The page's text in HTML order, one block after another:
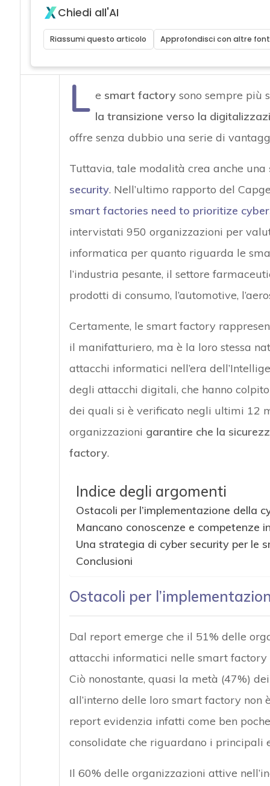
Chiedi all'AI
Riassumi questo articolo Approfondisci con altre
L e smart factorysono sempre più
la transizione verso la
offre senza dubbio una serie di
Tuttavia, tale modalità crea anche una
security. Nell’ultimo rapporto del
smart factories need to prioritize
intervistati 950 organizzazioni per
informatica per quanto riguarda le
l’industria pesante, il settore
prodotti di consumo, l’automotive,
Certamente, le smart factory
il manifatturiero, ma è la loro stessa
attacchi informatici nell’era
degli attacchi digitali, che hanno
dei quali si è verificato negli ultimi 12
organizzazioni garantire che la
factory.
Indice degli argomenti
Ostacoli per l’implementazione della
Mancano conoscenze e competenze
Una strategia di cyber security per le
Conclusioni
Ostacoli per
Dal report emerge che il 51% delle
attacchi informatici nelle smart
Ciò nonostante, quasi la metà (47%)
all’interno delle loro smart factory non
report evidenzia infatti come ben
consolidate che riguardano i principali
Il 60% delle organizzazioni attive